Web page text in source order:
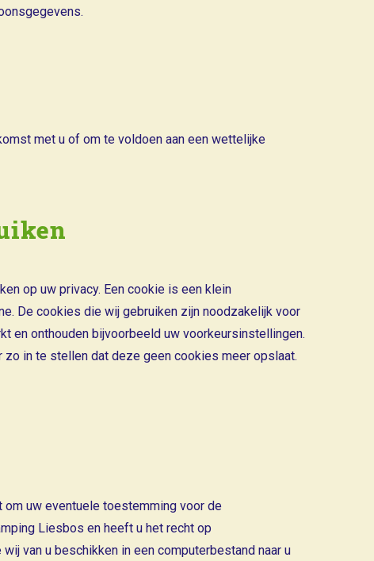
met u of om te voldoen aan een wettelijke
op uw privacy. Een cookie is een klein
De cookies die wij gebruiken zijn noodzakelijk voor
en onthouden bijvoorbeeld uw voorkeursinstellingen.
in te stellen dat deze geen cookies meer opslaat.
uw eventuele toestemming voor de
Liesbos en heeft u het recht op
van u beschikken in een computerbestand naar u